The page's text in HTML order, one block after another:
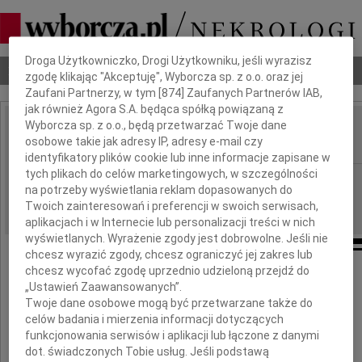
Nekrologi Odeszli Poradnik pogrzebowy
IMIĘ I NAZWISKO: Józefa Wołoszczuk
REGION: Katowice
DATA EMISJI: 02.02.2010
Z głębokim żalem i smutkiem
przyjęłem wiadomość o śmierci
Dbamy o Twoją prywatność
Droga Użytkowniczko, Drogi Użytkowniku, jeśli wyrazisz
zgodę klikając "Akceptuję", Wyborcza sp. z o.o. oraz jej
Zaufani Partnerzy, w tym [874 ] Zaufanych Partnerów IAB,
jak również Agora S.A. będąca spółką powiązaną z
Wyborcza sp. z o.o., będą przetwarzać Twoje dane
osobowe takie jak adresy IP, adresy e-mail czy
identyfikatory plików cookie lub inne informacje zapisane w
tych plikach do celów marketingowych, w szczególności
na potrzeby wyświetlania reklam dopasowanych do
Twoich zainteresowań i preferencji w swoich serwisach,
aplikacjach i w Internecie lub personalizacji treści w nich
wyświetlanych. Wyrażenie zgody jest dobrowolne. Jeśli nie
chcesz wyrazić zgody, chcesz ograniczyć jej zakres lub
chcesz wycofać zgodę uprzednio udzieloną przejdź do
„Ustawień Zaawansowanych”.
Twoje dane osobowe mogą być przetwarzane także do
celów badania i mierzenia informacji dotyczących
funkcjonowania serwisów i aplikacji lub łączone z danymi
dot. świadczonych Tobie usług. Jeśli podstawą